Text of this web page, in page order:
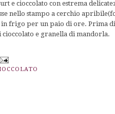
e cioccolato con estrema
nello stampo a cerchio
in frigo per un paio di ore. Prima
cioccolato e granella di mandorla.